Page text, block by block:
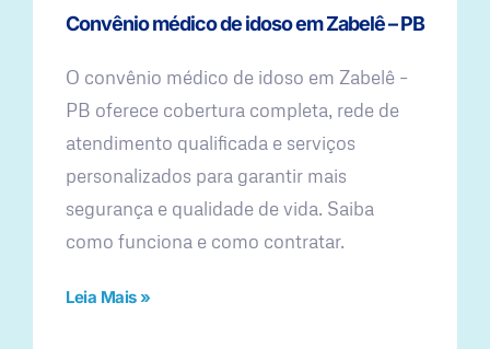
Convênio médico de idoso em Zabelê – PB
O convênio médico de idoso em Zabelê –
PB oferece cobertura completa, rede de
atendimento qualificada e serviços
personalizados para garantir mais
segurança e qualidade de vida. Saiba
como funciona e como contratar.
Leia Mais »